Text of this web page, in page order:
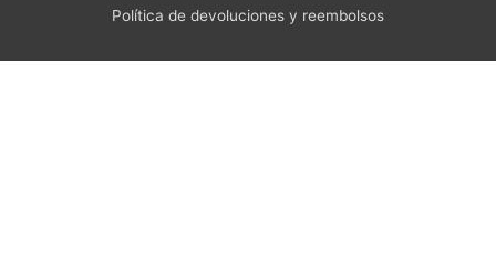
Política de devoluciones y reembolsos